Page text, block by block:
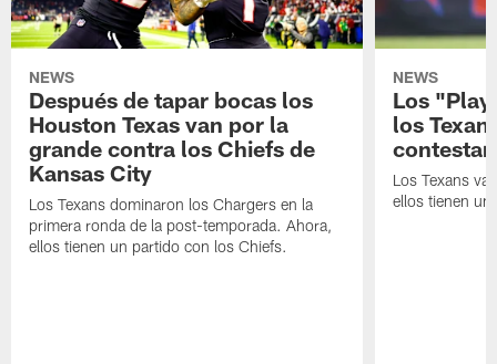
NEWS
Después de tapar bocas los
Houston Texas van por la
grande contra los Chiefs de
Kansas City
Los Texans dominaron los Chargers en la
primera ronda de la post-temporada. Ahora,
ellos tienen un partido con los Chiefs.
NEWS
Los
los
contestar
Los Texans
ellos tienen un